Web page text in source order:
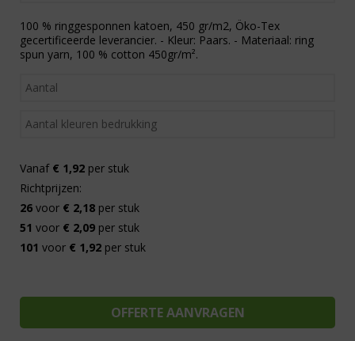
100 % ringgesponnen katoen, 450 gr/m2, Öko-Tex
gecertificeerde leverancier. - Kleur: Paars. - Materiaal: ring
spun yarn, 100 % cotton 450gr/m².
Vanaf € 1,92 per stuk
Richtprijzen:
26 voor € 2,18 per stuk
51 voor € 2,09 per stuk
101 voor € 1,92 per stuk